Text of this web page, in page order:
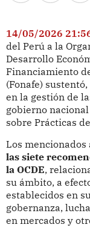
14/05/2026
del Perú a la
Desarrollo
Financiamiento
(Fonafe)
en la gestión de
gobierno
sobre Prácticas
Los mencionados
las siete
la OCDE,
su ámbito, a
establecidos en
gobernanza,
en mercados y